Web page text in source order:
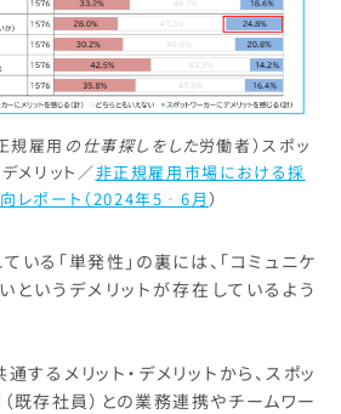
規雇用 の仕事探しをした労働者）スポッ
メリット／非正規雇用市場における採
レポート（2024年5‐6月）
いる「単発性」の裏には、「コミュニケ
というデメリットが存在しているよう
るメリット・デメリットから、スポッ
既存社員）との業務連携やチームワー